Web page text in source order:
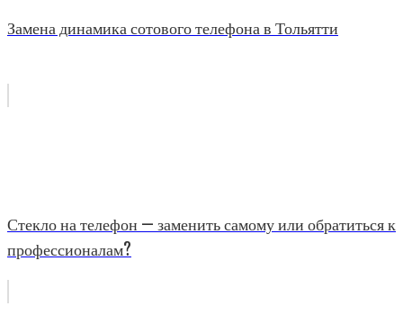
Замена динамика сотового телефона в Тольятти
Стекло на телефон — заменить самому или обратиться к
профессионалам?